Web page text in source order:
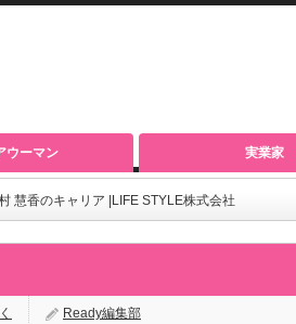
ウーマン 実業家
慧香のキャリア |LIFE STYLE株式会社
Ready編集部